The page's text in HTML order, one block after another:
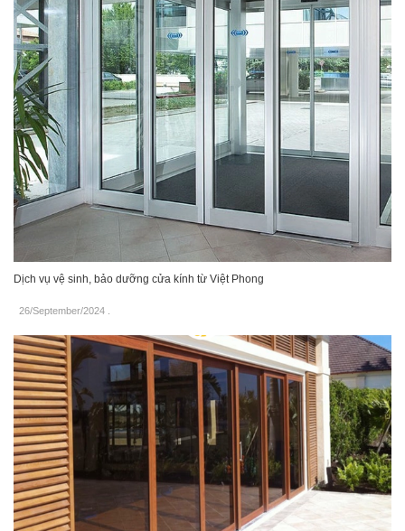
Dịch vụ vệ sinh, bảo dưỡng cửa kính từ Việt Phong
26/September/2024 .